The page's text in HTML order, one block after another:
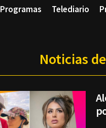
Programas Telediario
Noticias